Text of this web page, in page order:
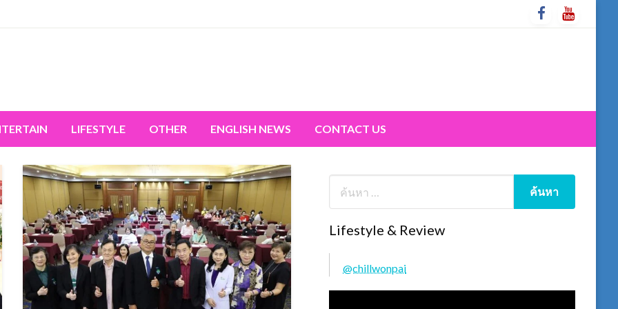
LIFESTYLE OTHER ENGLISH NEWS CONTACT US
Lifestyle & Review
@chillwonpai